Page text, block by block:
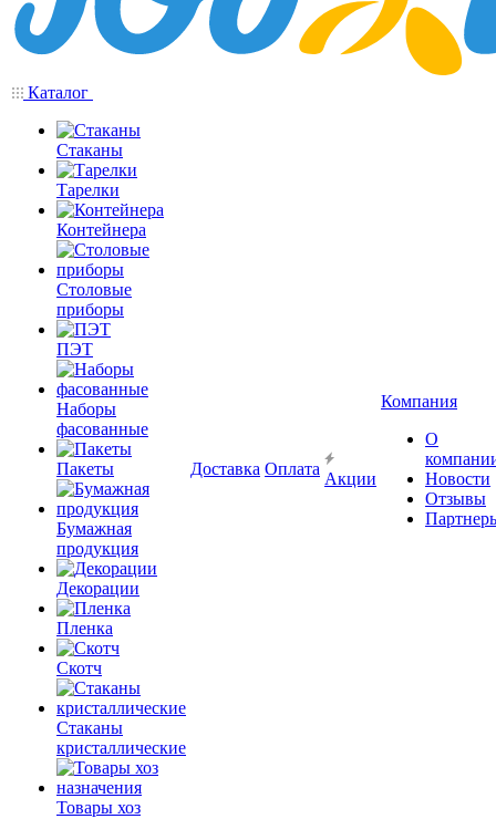
Каталог
Стаканы
Тарелки
Контейнера
Столовые
приборы
ПЭТ
Наборы
фасованные
Пакеты
Бумажная
продукция
Декорации
Пленка
Скотч
Стаканы
кристаллические
Товары хоз
Доставка Оплата
Акции
Компания
О
Новости
Отзывы